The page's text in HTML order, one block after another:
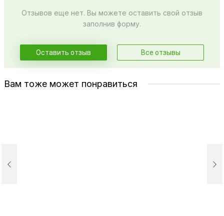
Отзывов еще нет. Вы можете оставить свой отзыв
заполнив форму.
Оставить отзыв Все отзывы
Вам тоже может понравиться